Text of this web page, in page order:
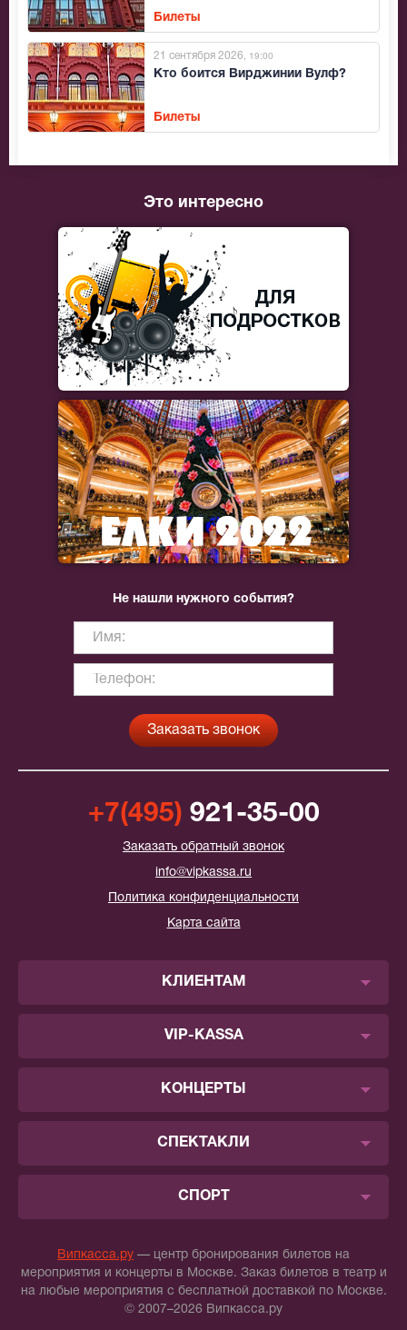
Билеты
Кто боится Вирджинии Вулф?
21 сентября 2026 , 19:00
Билеты
Это интересно
Не нашли нужного события?
+7(495) 921-35-00
Заказать обратный звонок
info@vipkassa.ru
Политика конфиденциальности
Карта сайта
КЛИЕНТАМ
VIP-KASSA
КОНЦЕРТЫ
СПЕКТАКЛИ
СПОРТ
Випкасса.ру — центр бронирования билетов на
мероприятия и концерты в Москве. Заказ билетов в театр и
на любые мероприятия с бесплатной доставкой по Москве.
© 2007–2026 Випкасса.ру